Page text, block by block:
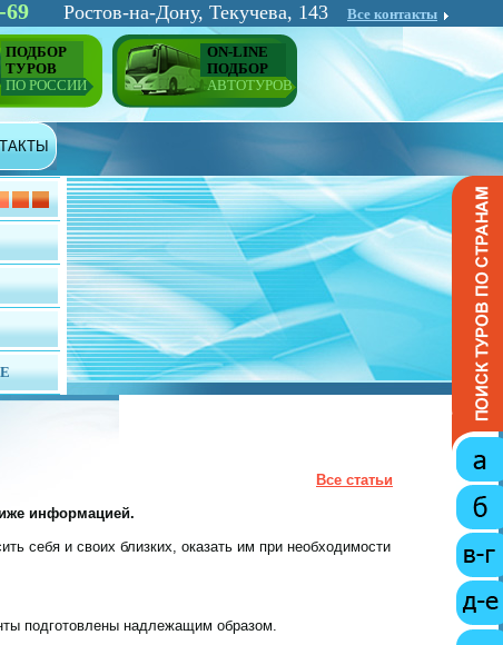
69 Ростов-на-Дону, Текучева, 143 Все контакты
ПОДБОР
ТУРОВ
ПО РОССИИ
ON-LINE
ПОДБОР
АВТОТУРОВ
Все статьи
информацией.
себя и своих близких, оказать им при необходимости
подготовлены надлежащим образом.